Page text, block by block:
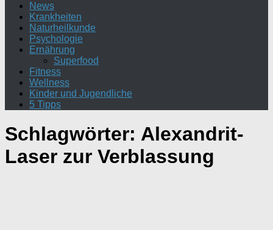
News
Krankheiten
Naturheilkunde
Psychologie
Ernährung
Superfood
Fitness
Wellness
Kinder und Jugendliche
5 Tipps
Schlagwörter: Alexandrit-
Laser zur Verblassung